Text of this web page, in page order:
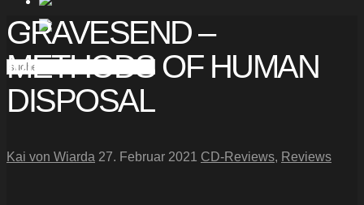
GRAVESEND –
METHODS OF HUMAN
DISPOSAL
Kai von Wiarda 27. Februar 2021 CD-Reviews, Reviews